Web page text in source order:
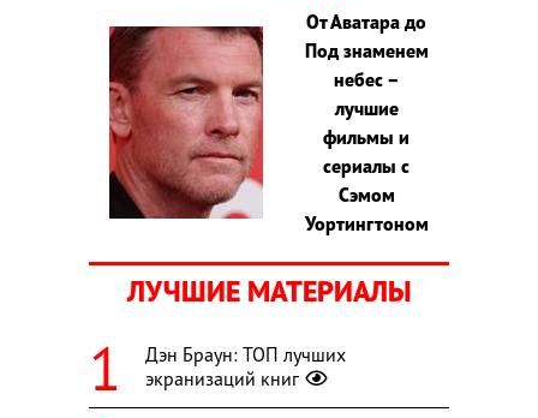
От Аватара до
Под знаменем
небес –
лучшие
фильмы и
сериалы с
Сэмом
Уортингтоном
ЛУЧШИЕ МАТЕРИАЛЫ
Дэн Браун: ТОП лучших
экранизаций книг